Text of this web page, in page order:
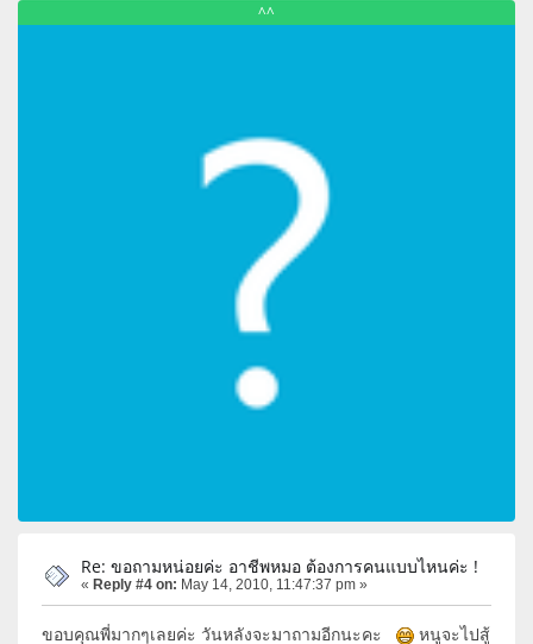
^^
Re: ขอถามหน่อยค่ะ อาชีพหมอ ต้องการคนแบบไหนค่ะ !
« Reply #4 on: May 14, 2010, 11:47:37 pm »
ขอบคุณพี่มากๆเลยค่ะ วันหลังจะมาถามอีกนะคะ หนูจะไปสู้